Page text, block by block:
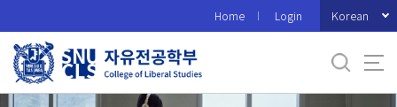
로
메
Home Login Korean